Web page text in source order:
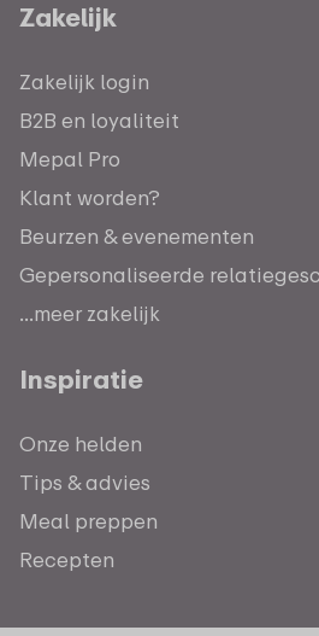
Zakelijk
Zakelijk login
B2B en loyaliteit
Mepal Pro
Klant worden?
Beurzen & evenementen
Gepersonaliseerde
...meer zakelijk
Inspiratie
Onze helden
Tips & advies
Meal preppen
Recepten